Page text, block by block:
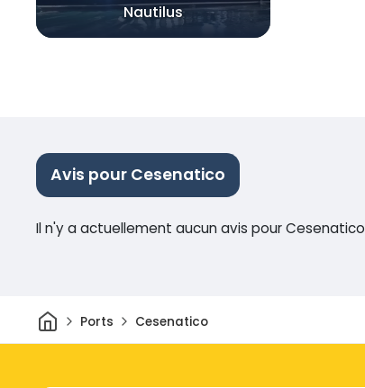
Nautilus
Avis pour Cesenatico
Il n'y a actuellement aucun avis pour Cesenatico
Maison
Ports Cesenatico